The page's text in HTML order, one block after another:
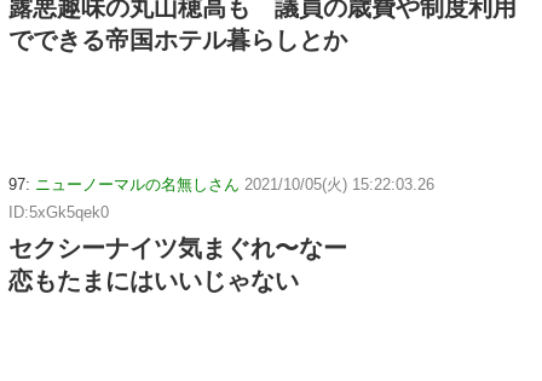
露悪趣味の丸山穂高も 議員の歳費や制度利用
でできる帝国ホテル暮らしとか
97: ニューノーマルの名無しさん 2021/10/05(火) 15:22:03.26
ID:5xGk5qek0
セクシーナイツ気まぐれ〜なー
恋もたまにはいいじゃない